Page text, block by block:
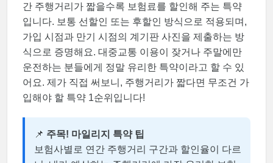
간 주행거리가 짧을수록 보험료를 할인해 주는 특약
입니다. 보통 선할인 또는 후할인 방식으로 적용되며,
가입 시점과 만기 시점의 계기판 사진을 제출하는 방
식으로 증명해요. 대중교통 이용이 잦거나 주말에만
운전하는 분들에게 정말 유리한 특약이라고 할 수 있
어요. 제가 직접 써보니, 주행거리가 짧다면 무조건 가
입해야 할 특약 1순위입니다!
📌 주목! 마일리지 특약 팁
보험사별로 연간 주행거리 구간과 할인율이 다르